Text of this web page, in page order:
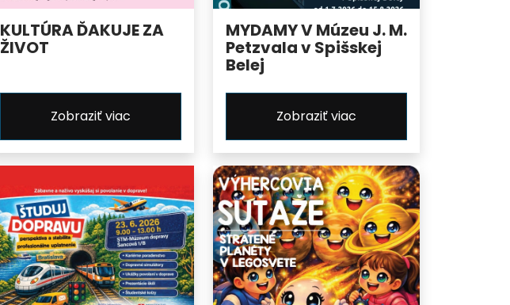
KULTÚRA ĎAKUJE ZA
ŽIVOT
Zobraziť viac
MYDAMY V Múzeu J. M.
Petzvala v Spišskej
Belej
Zobraziť viac